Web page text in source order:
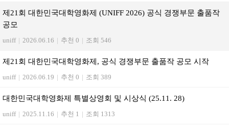
제21회 대한민국대학영화제 (UNIFF 2026) 공식 경쟁부문 출품작
공모
uniff | 2026.06.16 | 추천 0 | 조회 546
제21회 대한민국대학영화제, 공식 경쟁부문 출품작 공모 시작
uniff | 2026.06.19 | 추천 0 | 조회 389
대한민국대학영화제 특별상영회 및 시상식 (25.11. 28)
uniff | 2025.11.16 | 추천 1 | 조회 1313